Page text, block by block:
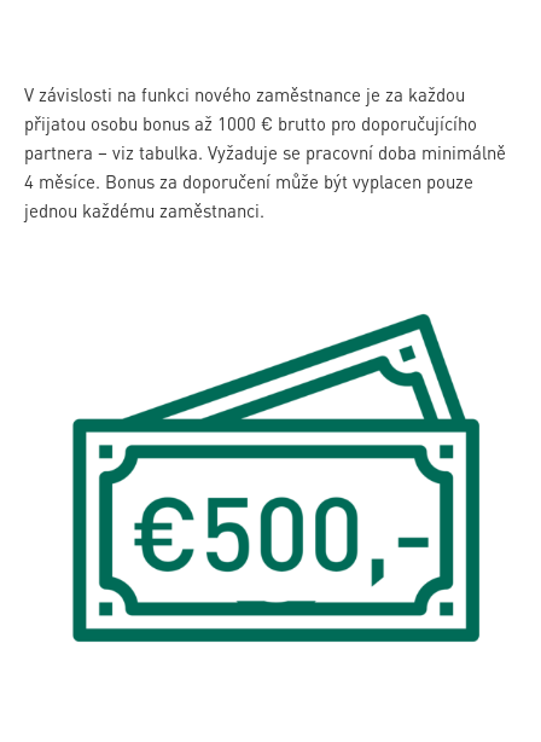
V závislosti na funkci nového zaměstnance je za každou
přijatou osobu bonus až 1000 € brutto pro doporučujícího
partnera – viz tabulka. Vyžaduje se pracovní doba minimálně
4 měsíce. Bonus za doporučení může být vyplacen pouze
jednou každému zaměstnanci.